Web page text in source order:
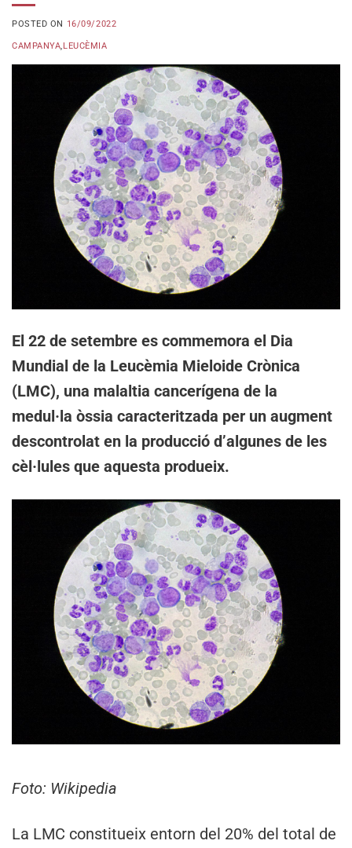
POSTED ON 16/09/2022
CAMPANYA,LEUCÈMIA
El 22 de setembre es commemora el Dia
Mundial de la Leucèmia Mieloide Crònica
(LMC), una malaltia cancerígena de la
medul·la òssia caracteritzada per un augment
descontrolat en la producció d’algunes de les
cèl·lules que aquesta produeix.
Foto: Wikipedia
La LMC constitueix entorn del 20% del total de